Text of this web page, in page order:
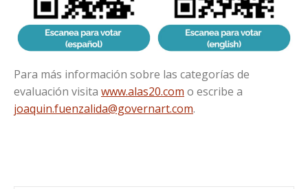
Para más información sobre las categorías de
evaluación visita www.alas20.com o escribe a
joaquin.fuenzalida@governart.com.